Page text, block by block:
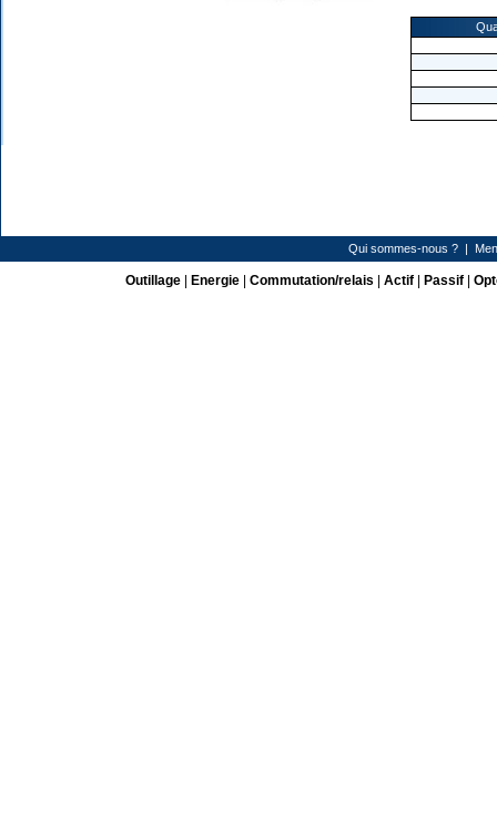
Qui sommes-nous ? |
Outillage| Energie| Commutation/relais Actif| Passif|